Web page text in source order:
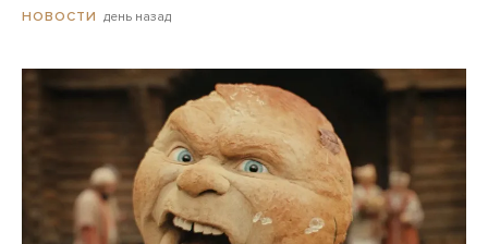
НОВОСТИ день назад